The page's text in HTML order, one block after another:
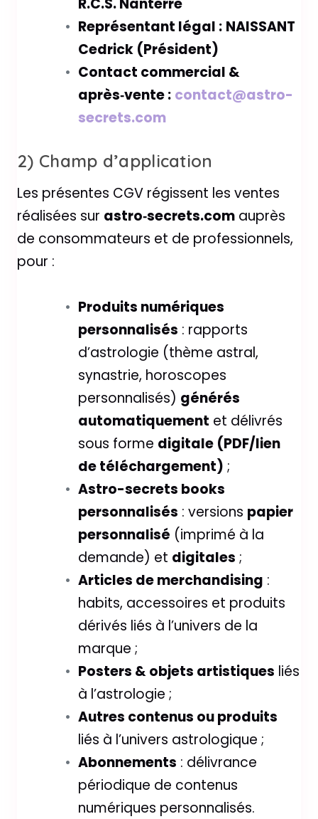
Représentant légal : NAISSANT
Cedrick (Président)
Contact commercial &
après‑vente : contact@astro-
secrets.com
2) Champ d’application
Les présentes CGV régissent les ventes
réalisées sur astro‑secrets.com auprès
de consommateurs et de professionnels,
pour :
Produits numériques
personnalisés : rapports
d’astrologie (thème astral,
synastrie, horoscopes
personnalisés) générés
automatiquement et délivrés
sous forme digitale (PDF/lien
de téléchargement) ;
Astro-secrets books
personnalisés : versions papier
personnalisé (imprimé à la
demande) et digitales ;
Articles de merchandising :
habits, accessoires et produits
dérivés liés à l’univers de la
marque ;
Posters & objets artistiques liés
à l’astrologie ;
Autres contenus ou produits
liés à l’univers astrologique ;
Abonnements : délivrance
périodique de contenus
numériques personnalisés.